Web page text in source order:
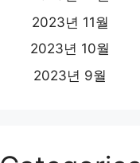
2023년 11월
2023년 10월
2023년 9월